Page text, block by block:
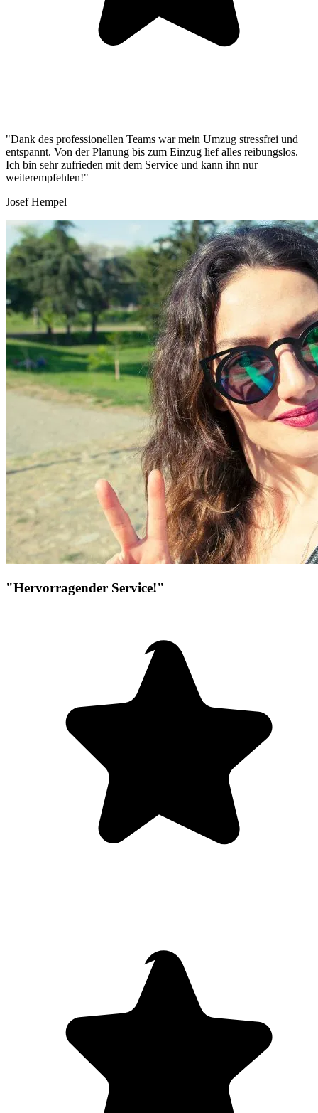
"Dank des professionellen Teams war mein Umzug stressfrei und
entspannt. Von der Planung bis zum Einzug lief alles reibungslos.
Ich bin sehr zufrieden mit dem Service und kann ihn nur
weiterempfehlen!"
Josef Hempel
"Hervorragender Service!"